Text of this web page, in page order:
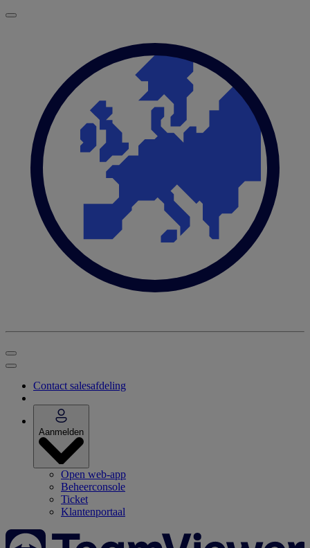
Contact salesafdeling
Aanmelden
Open web-app
Beheerconsole
Ticket
Klantenportaal